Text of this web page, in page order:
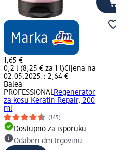
1,65 €
0,2 l (8,25 € za 1 l)Cijena na
02.05.2025.: 2,64 €
Balea
PROFESSIONALRegenerator
za kosu Keratin Repair, 200
ml
(145)
Dostupno za isporuku
Odaberi dm trgovinu